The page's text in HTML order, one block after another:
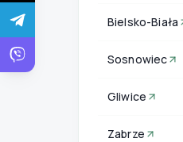
Bielsko-Biała
Sosnowiec
Gliwice
Zabrze